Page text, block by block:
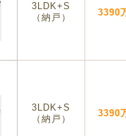
3LDK+S
（納戸）
3390
3LDK+S
（納戸）
3390